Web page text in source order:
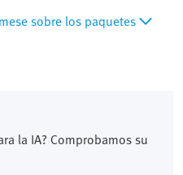
sobre los paquetes
la IA? Comprobamos su